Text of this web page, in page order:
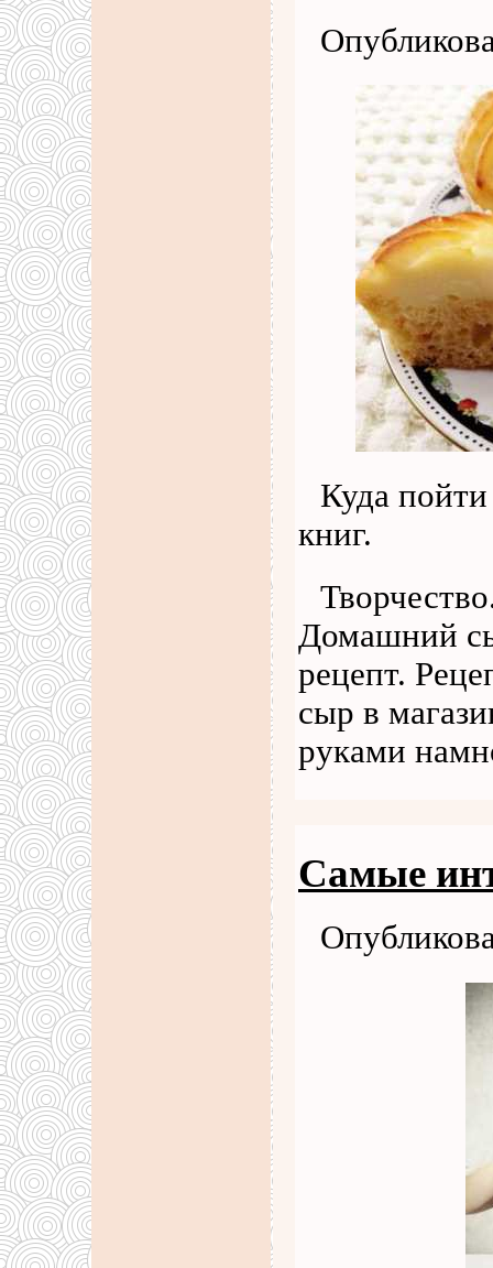
Куда
книг.
Домашний
рецепт.
сыр в
руками
Самые